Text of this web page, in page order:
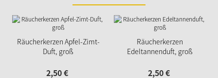
Räucherkerzen Apfel-Zimt-
Duft, groß
2,50€
Räucherkerzen
Edeltannenduft, groß
2,50€